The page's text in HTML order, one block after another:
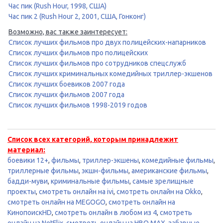
Час пик (Rush Hour, 1998, США)
Час пик 2 (Rush Hour 2, 2001, США, Гонконг)
Возможно, вас также заинтересует:
Список лучших фильмов про двух полицейских-напарников
Список лучших фильмов про полицейских
Список лучших фильмов про сотрудников спецслужб
Список лучших криминальных комедийных триллер-экшенов
Список лучших боевиков 2007 года
Список лучших фильмов 2007 года
Список лучших фильмов 1998-2019 годов
Список всех категорий, которым принадлежит
материал:
боевики 12+, фильмы, триллер-экшены, комедийные фильмы,
триллерные фильмы, экшн-фильмы, американские фильмы,
бадди-муви, криминальные фильмы, самые зрелищные
проекты, смотреть онлайн на ivi, смотреть онлайн на Okko,
смотреть онлайн на MEGOGO, смотреть онлайн на
КинопоискHD, смотреть онлайн в любом из 4, смотреть